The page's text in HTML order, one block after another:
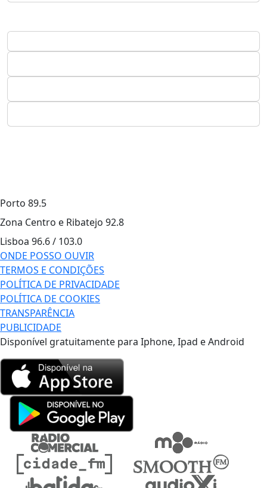
Porto 89.5
Zona Centro e Ribatejo 92.8
Lisboa 96.6 / 103.0
ONDE POSSO OUVIR
TERMOS E CONDIÇÕES
POLÍTICA DE PRIVACIDADE
POLÍTICA DE COOKIES
TRANSPARÊNCIA
PUBLICIDADE
Disponível gratuitamente para Iphone, Ipad e Android